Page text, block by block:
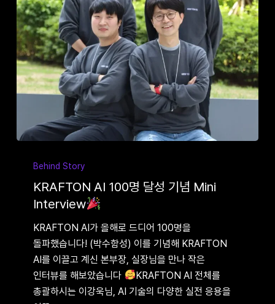
100명
Interview
Behind Story
KRAFTON AI 100명 달성 기념 Mini
Interview
KRAFTON AI가 올해로 드디어 100명을
돌파했습니다! (박수함성) 이를 기념해 KRAFTON
AI를 이끌고 계신 본부장, 실장님을 만나 작은
인터뷰를 해보았습니다
KRAFTON AI 전체를
총괄하시는 이강욱님, AI 기술의 다양한 실전 응용을